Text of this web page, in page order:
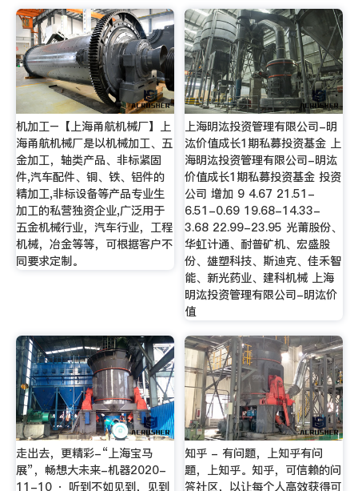
机加工–【上海甬航机械厂】上
海甬航机械厂是以机械加工、五
金加工，轴类产品、非标紧固
件,汽车配件、铜、铁、铝件的
精加工,非标设备等产品专业生
加工的私营独资企业,广泛用于
五金机械行业，汽车行业，工程
机械，冶金等等，可根据客户不
同要求定制。
上海明汯投资管理有限公司-明
汯价值成长1期私募投资基金 上
海明汯投资管理有限公司-明汯
价值成长1期私募投资基金 投资
公司 增加 9 4.67 21.51-
6.51-0.69 19.68-14.33-
3.68 22.99-23.95 光莆股份、
华虹计通、耐普矿机、宏盛股
份、雄塑科技、斯迪克、佳禾智
能、新光药业、建科机械 上海
明汯投资管理有限公司-明汯价
值
走出去，更精彩-“上海宝马
展”，畅想大未来-机器2020-
11-10 · 听到不如见到，见到
知乎 - 有问题，上知乎有问
题，上知乎。知乎，可信赖的问
答社区，以让每个人高效获得可